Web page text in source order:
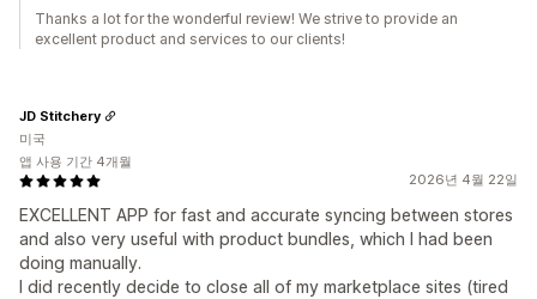
Thanks a lot for the wonderful review! We strive to provide an
excellent product and services to our clients!
2026년 4월 22일
EXCELLENT APP for fast and accurate syncing between stores
and also very useful with product bundles, which I had been
doing manually.
I did recently decide to close all of my marketplace sites (tired
JD Stitchery
미국
앱 사용 기간 4개월